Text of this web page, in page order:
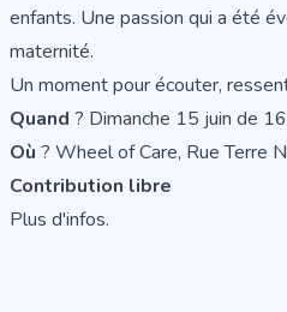
enfants. Une passion qui a été
maternité.
Un moment pour écouter,
Quand ? Dimanche 15 juin de
Où ? Wheel of Care, Rue Terre
Contribution libre
Plus d'infos.